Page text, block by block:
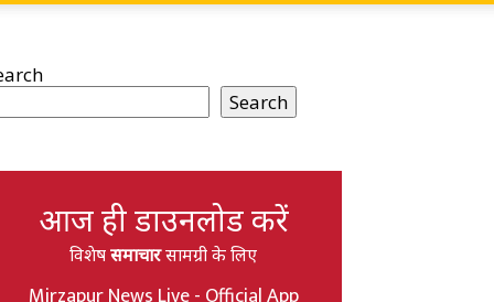
Search
आज ही डाउनलोड करें
विशेषसमाचारसामग्री के लिए